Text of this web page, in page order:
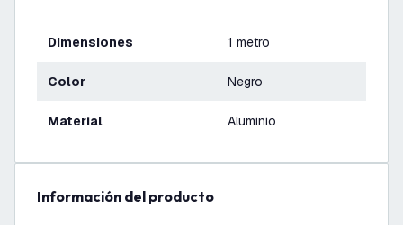
Dimensiones 1 metro
Color Negro
Material Aluminio
información del producto